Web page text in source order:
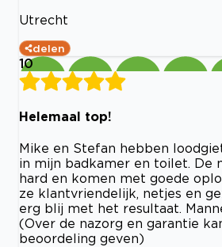
Utrecht
delen
10
Helemaal top!
Mike en Stefan hebben
in mijn badkamer en toilet. De
hard en komen met goede
ze klantvriendelijk, netjes en
erg blij met het resultaat.
(Over de nazorg en garantie
beoordeling geven)